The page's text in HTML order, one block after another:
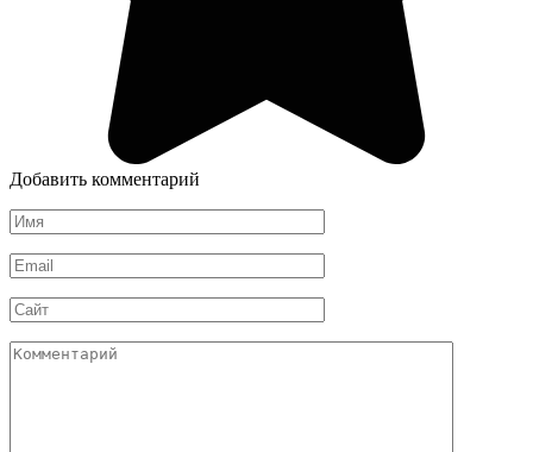
Добавить комментарий
Имя
*
Email
*
Сайт
Комментарий